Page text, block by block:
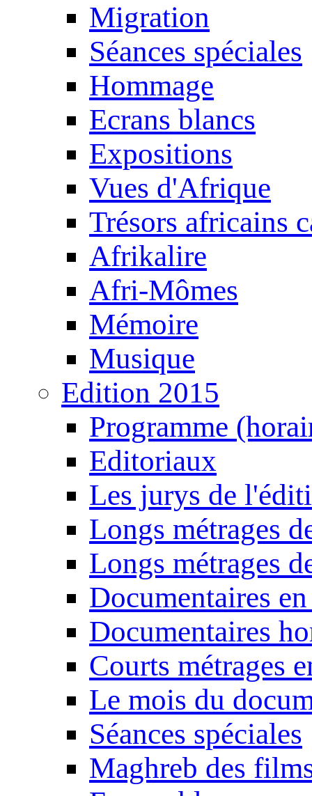
Migration
Séances spéciales
Hommage
Ecrans blancs
Expositions
Vues d'Afrique
Trésors africains
Afrikalire
Afri-Mômes
Mémoire
Musique
Edition 2015
Programme
Editoriaux
Les jurys de
Longs métrages
Longs métrages
Documentaires
Documentaires
Courts métrages
Le mois du
Séances spéciales
Maghreb des